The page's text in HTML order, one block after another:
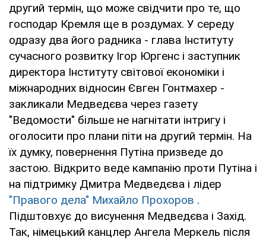
другий термін, що може свідчити про те, що
господар Кремля ще в роздумах. У середу
одразу два його радника - глава Інституту
сучасного розвитку Ігор Юргенс і заступник
директора Інституту світової економіки і
міжнародних відносин Євген Гонтмахер -
закликали Медведєва через газету
"Ведомости" більше не нагнітати інтригу і
оголосити про плани піти на другий термін. На
їх думку, повернення Путіна призведе до
застою. Відкрито веде кампанію проти Путіна і
на підтримку Дмитра Медведєва і лідер
"Правого дела" Михайло Прохоров .
Підштовхує до висунення Медведєва і Захід.
Так, німецький канцлер Ангела Меркель після